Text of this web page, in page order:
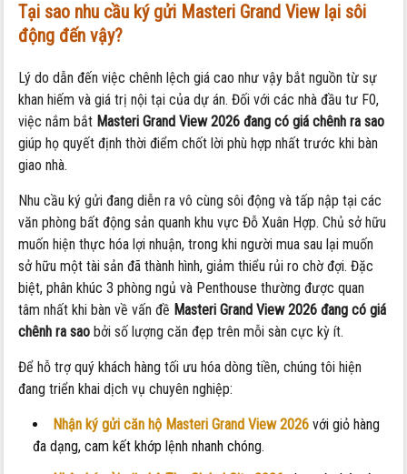
Tại sao nhu cầu ký gửi Masteri Grand View lại sôi
động đến vậy?
Lý do dẫn đến việc chênh lệch giá cao như vậy bắt nguồn từ sự
khan hiếm và giá trị nội tại của dự án. Đối với các nhà đầu tư F0,
việc nắm bắt Masteri Grand View 2026 đang có giá chênh ra sao
giúp họ quyết định thời điểm chốt lời phù hợp nhất trước khi bàn
giao nhà.
Nhu cầu ký gửi đang diễn ra vô cùng sôi động và tấp nập tại các
văn phòng bất động sản quanh khu vực Đỗ Xuân Hợp. Chủ sở hữu
muốn hiện thực hóa lợi nhuận, trong khi người mua sau lại muốn
sở hữu một tài sản đã thành hình, giảm thiểu rủi ro chờ đợi. Đặc
biệt, phân khúc 3 phòng ngủ và Penthouse thường được quan
tâm nhất khi bàn về vấn đề Masteri Grand View 2026 đang có giá
chênh ra sao bởi số lượng căn đẹp trên mỗi sàn cực kỳ ít.
Để hỗ trợ quý khách hàng tối ưu hóa dòng tiền, chúng tôi hiện
đang triển khai dịch vụ chuyên nghiệp:
Nhận ký gửi căn hộ Masteri Grand View 2026 với giỏ hàng
đa dạng, cam kết khớp lệnh nhanh chóng.